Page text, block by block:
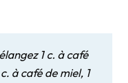
1 c. à café
à café de miel, 1